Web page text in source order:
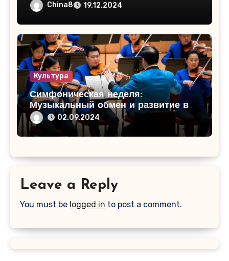
China8 19.12.2024
Культура
Симфоническая неделя:
Музыкальный обмен и развитие в
западных регионах Китая
02.09.2024
Leave a Reply
You must be logged in to post a comment.